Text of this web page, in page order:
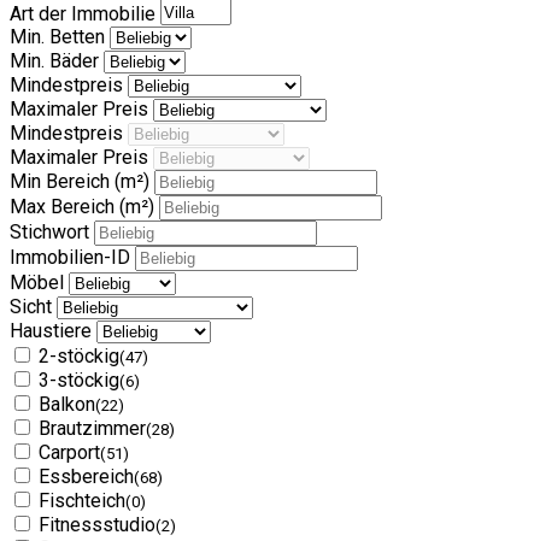
Art der Immobilie
Min. Betten
Min. Bäder
Mindestpreis
Maximaler Preis
Mindestpreis
Maximaler Preis
Min Bereich (m²)
Max Bereich (m²)
Stichwort
Immobilien-ID
Möbel
Sicht
Haustiere
2-stöckig(47)
3-stöckig(6)
Balkon(22)
Brautzimmer(28)
Carport(51)
Essbereich(68)
Fischteich(0)
Fitnessstudio(2)